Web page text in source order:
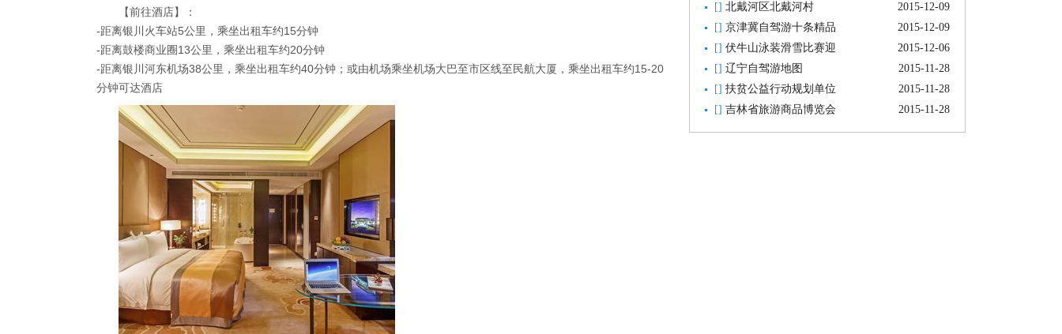
【前往酒店】：
-距离银川火车站5公里，乘坐出租车约15分钟
-距离鼓楼商业圈13公里，乘坐出租车约20分钟
-距离银川河东机场38公里，乘坐出租车约40分钟；或由机场乘坐机场大巴至市区线至民航大厦，乘坐出租车约15-20
分钟可达酒店
2015-12-09
[] 北戴河区北戴河村
2015-12-09
[] 京津冀自驾游十条精品
2015-12-06
[] 伏牛山泳装滑雪比赛迎
2015-11-28
[] 辽宁自驾游地图
2015-11-28
[] 扶贫公益行动规划单位
2015-11-28
[] 吉林省旅游商品博览会